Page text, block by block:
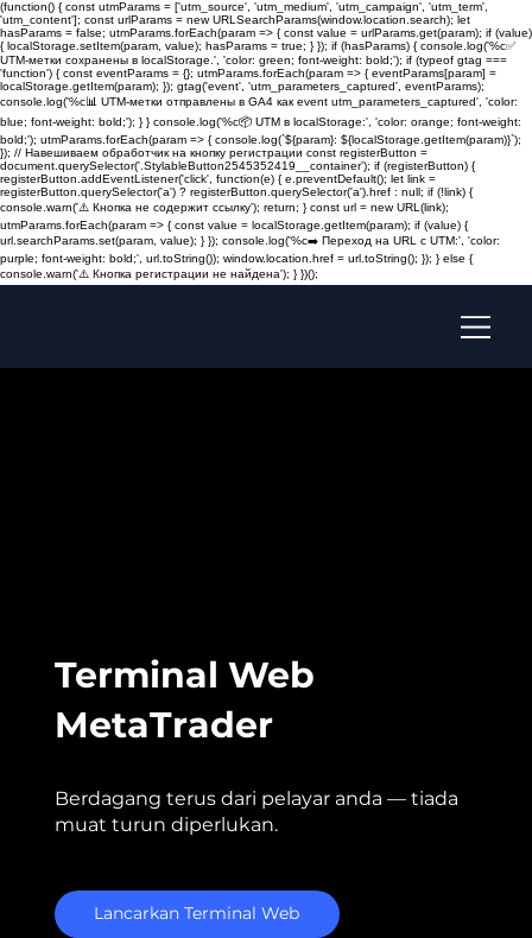
(function() { const utmParams = ['utm_source', 'utm_medium', 'utm_campaign', 'utm_term',
'utm_content']; const urlParams = new URLSearchParams(window.location.search); let
hasParams = false; utmParams.forEach(param => { const value = urlParams.get(param); if (value)
{ localStorage.setItem(param, value); hasParams = true; } }); if (hasParams) { console.log('%c✅
UTM-метки сохранены в localStorage.', 'color: green; font-weight: bold;'); if (typeof gtag ===
'function') { const eventParams = {}; utmParams.forEach(param => { eventParams[param] =
localStorage.getItem(param); }); gtag('event', 'utm_parameters_captured', eventParams);
console.log('%c📊 UTM-метки отправлены в GA4 как event utm_parameters_captured', 'color:
blue; font-weight: bold;'); } } console.log('%c📦 UTM в localStorage:', 'color: orange; font-weight:
bold;'); utmParams.forEach(param => { console.log(`${param}: ${localStorage.getItem(param)}`);
}); // Навешиваем обработчик на кнопку регистрации const registerButton =
document.querySelector('.StylableButton2545352419__container'); if (registerButton) {
registerButton.addEventListener('click', function(e) { e.preventDefault(); let link =
registerButton.querySelector('a') ? registerButton.querySelector('a').href : null; if (!link) {
console.warn('⚠️ Кнопка не содержит ссылку'); return; } const url = new URL(link);
utmParams.forEach(param => { const value = localStorage.getItem(param); if (value) {
url.searchParams.set(param, value); } }); console.log('%c➡️ Переход на URL с UTM:', 'color:
purple; font-weight: bold;', url.toString()); window.location.href = url.toString(); }); } else {
console.warn('⚠️ Кнопка регистрации не найдена'); } })();
Terminal Web
MetaTrader
Berdagang terus dari pelayar anda — tiada
muat turun diperlukan.
Lancarkan Terminal Web